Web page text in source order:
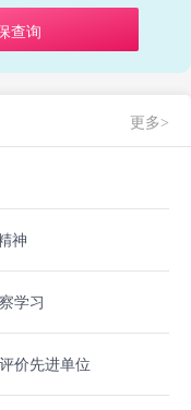
查询
更多>
神
学习
价先进单位